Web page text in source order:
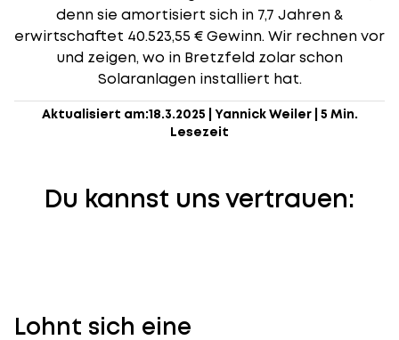
denn sie amortisiert sich in 7,7 Jahren &
erwirtschaftet 40.523,55 € Gewinn. Wir rechnen vor
und zeigen, wo in Bretzfeld zolar schon
Solaranlagen installiert hat.
Aktualisiert am:18.3.2025 Yannick Weiler| 5 Min.
Lesezeit
Du kannst uns vertrauen:
Lohnt sich eine